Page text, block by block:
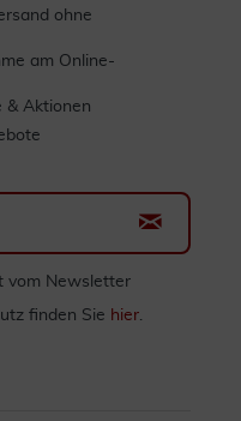
ohne
am Online-
& Aktionen
vom Newsletter
finden Sie hier.